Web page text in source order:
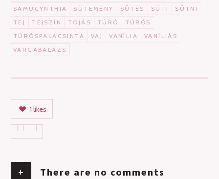
SAMUCYNTHIA SÜTEMÉNY SÜTÉS SÜTI
SÜTNI
TEJ
TEJSZÍN TOJÁS TÚRÓ
TÚRÓS
TÚRÓSPALACSINTA
VAJ VANÍLIA
VANÍLIÁS
VARGABALÁZS
1 likes
+ There are no comments